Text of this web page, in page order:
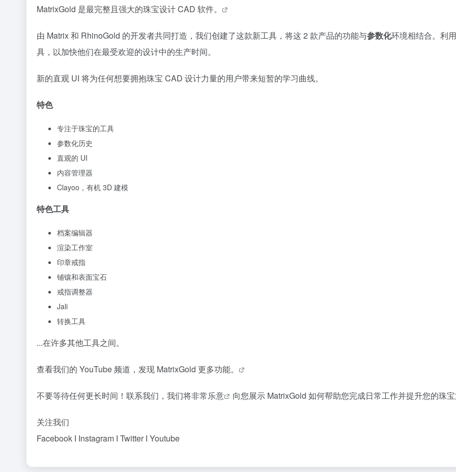
MatrixGold 是最完整且强大的珠宝设计 CAD 软件。
由 Matrix 和 RhinoGold 的开发者共同打造，我们创建了这款新工具，将这 2 款产品的功能与参数化环境相结合。利
具，以加快他们在最受欢迎的设计中的生产时间。
新的直观 UI 将为任何想要拥抱珠宝 CAD 设计力量的用户带来短暂的学习曲线。
特色
专注于珠宝的工具
参数化历史
直观的 UI
内容管理器
Clayoo，有机 3D 建模
特色工具
档案编辑器
渲染工作室
印章戒指
铺镶和表面宝石
戒指调整器
Jali
转换工具
...在许多其他工具之间。
查看我们的 YouTube 频道，发现 MatrixGold 更多功能。
不要等待任何更长时间！ 联系我们，我们将非常乐意 向您展示 MatrixGold 如何帮助您完成日常工作并提升您的珠
关注我们
Facebook Ӏ Instagram Ӏ Twitter Ӏ Youtube